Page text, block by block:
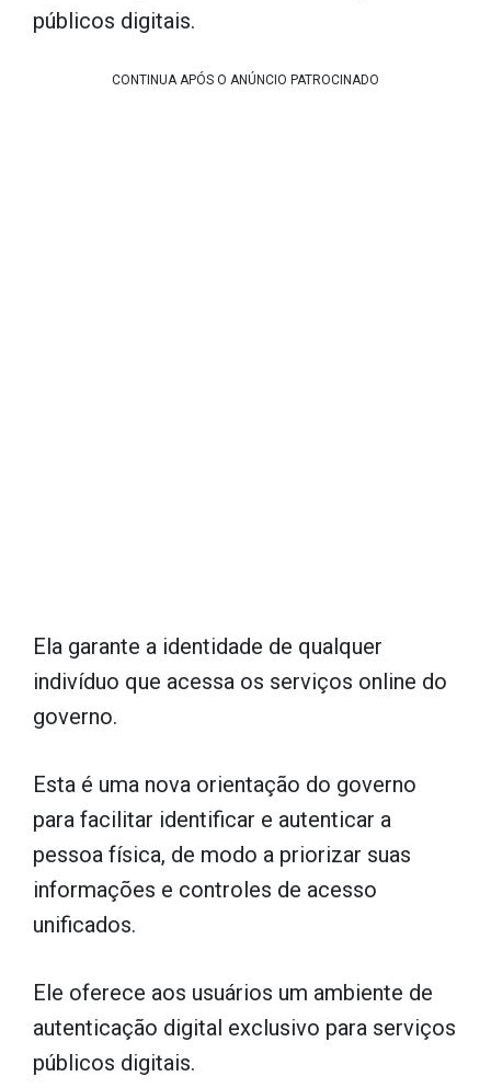
públicos digitais.
CONTINUA APÓS O ANÚNCIO PATROCINADO
Ela garante a identidade de qualquer
indivíduo que acessa os serviços online do
governo.
Esta é uma nova orientação do governo
para facilitar identificar e autenticar a
pessoa física, de modo a priorizar suas
informações e controles de acesso
unificados.
Ele oferece aos usuários um ambiente de
autenticação digital exclusivo para serviços
públicos digitais.